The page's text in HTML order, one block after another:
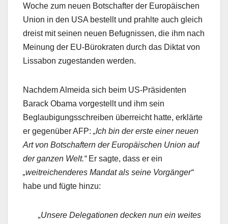
Woche zum neuen Botschafter der Europäischen
Union in den USA bestellt und prahlte auch gleich
dreist mit seinen neuen Befugnissen, die ihm nach
Meinung der EU-Bürokraten durch das Diktat von
Lissabon zugestanden werden.
Nachdem Almeida sich beim US-Präsidenten
Barack Obama vorgestellt und ihm sein
Beglaubigungsschreiben überreicht hatte, erklärte
er gegenüber AFP: „Ich bin der erste einer neuen
Art von Botschaftern der Europäischen Union auf
der ganzen Welt.“ Er sagte, dass er ein
„weitreichenderes Mandat als seine Vorgänger“
habe und fügte hinzu:
„Unsere Delegationen decken nun ein weites